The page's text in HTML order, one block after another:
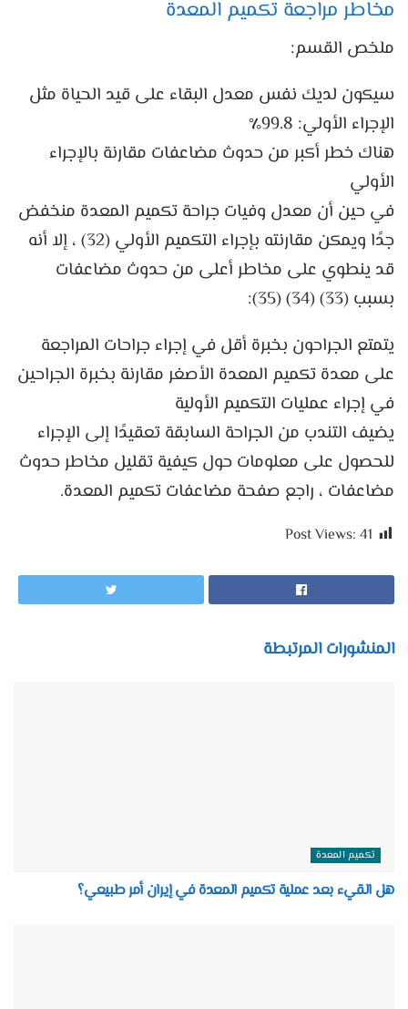
مخاطر مراجعة تكميم المعدة
ملخص القسم:
سيكون لديك نفس معدل البقاء على قيد الحياة مثل
الإجراء الأولي: 99.8٪
هناك خطر أكبر من حدوث مضاعفات مقارنة بالإجراء
الأولي
في حين أن معدل وفيات جراحة تكميم المعدة منخفض
جدًا ويمكن مقارنته بإجراء التكميم الأولي (32) ، إلا أنه
قد ينطوي على مخاطر أعلى من حدوث مضاعفات
بسبب (33) (34) (35):
يتمتع الجراحون بخبرة أقل في إجراء جراحات المراجعة
على معدة تكميم المعدة الأصغر مقارنة بخبرة الجراحين
في إجراء عمليات التكميم الأولية
يضيف التندب من الجراحة السابقة تعقيدًا إلى الإجراء
للحصول على معلومات حول كيفية تقليل مخاطر حدوث
مضاعفات ، راجع صفحة مضاعفات تكميم المعدة.
Post Views: 41
المنشورات المرتبطة
تكميم المعدة
هل القيء بعد عملية تكميم المعدة في إيران أمر طبيعي؟